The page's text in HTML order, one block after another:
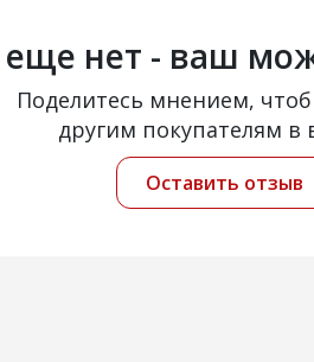
нет - ваш
Поделитесь мнением,
другим покупателям в
Оставить отзыв